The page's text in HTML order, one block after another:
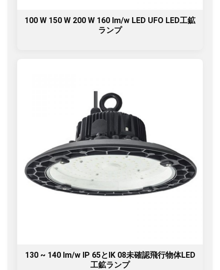
100 W 150 W 200 W 160 lm/w LED UFO LED工鉱
ランプ
130 ~ 140 lm/w IP 65とIK 08未確認飛行物体LED
工鉱ランプ